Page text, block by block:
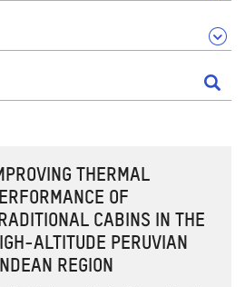
THERMAL
OF
CABINS IN THE
ALTITUDE PERUVIAN
REGION